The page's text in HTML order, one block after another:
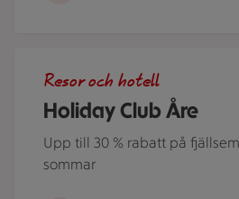
Holiday Club Åre
Resor och hotell
Upp till 30 % rabatt på
sommar